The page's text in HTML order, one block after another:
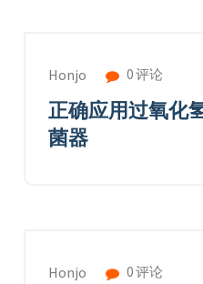
Honjo 0 评论
正确应用过氧化
菌器
Honjo 0 评论